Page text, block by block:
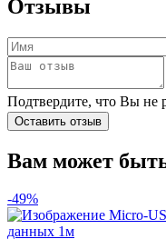
Отзывы
Подтвердите, что Вы не
Оставить отзыв
Вам может
-49%